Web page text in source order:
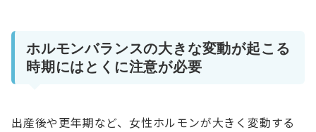
ホルモンバランスの大きな変動が起こる
時期にはとくに注意が必要
出産後や更年期など、女性ホルモンが大きく変動する